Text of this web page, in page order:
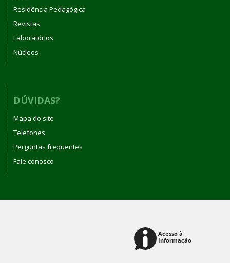
Residência Pedagógica
Revistas
Laboratórios
Núcleos
DÚVIDAS?
Mapa do site
Telefones
Perguntas frequentes
Fale conosco